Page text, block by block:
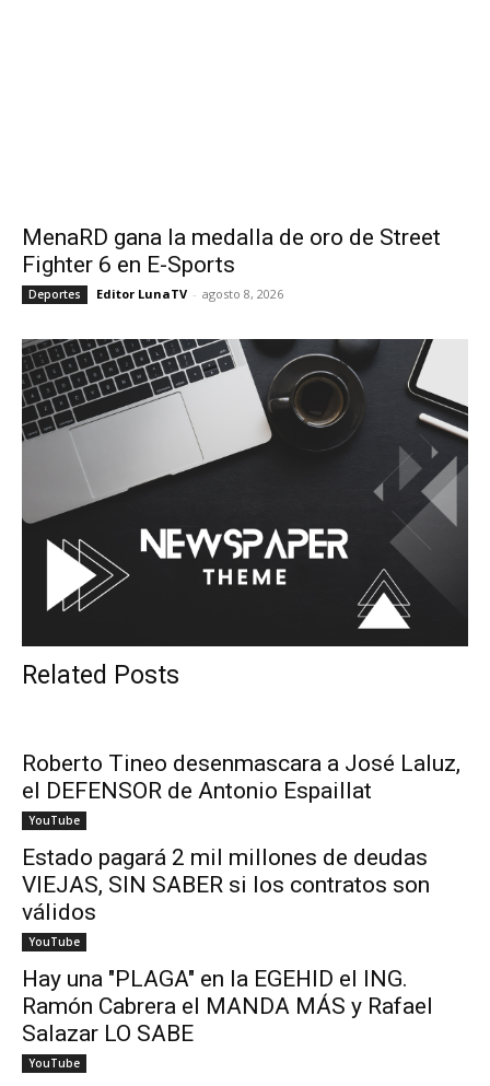
MenaRD gana la medalla de oro de Street
Fighter 6 en E-Sports
Deportes Editor LunaTV - agosto 8, 2026
Related Posts
Roberto Tineo desenmascara a José Laluz,
el DEFENSOR de Antonio Espaillat
YouTube
Estado pagará 2 mil millones de deudas
VIEJAS, SIN SABER si los contratos son
válidos
YouTube
Hay una "PLAGA" en la EGEHID el ING.
Ramón Cabrera el MANDA MÁS y Rafael
Salazar LO SABE
YouTube